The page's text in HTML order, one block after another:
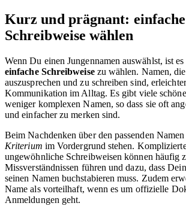
Kurz und prägnant: einfache
Schreibweise wählen
Wenn Du einen Jungennamen auswählst, ist es
einfache Schreibweisezu wählen. Namen,
auszusprechen und zu schreiben sind,
Kommunikation im Alltag. Es gibt viele
weniger komplexen Namen, so dass sie oft
und einfacher zu merken sind.
Beim Nachdenken über den passenden
Kriterium im Vordergrund stehen.
ungewöhnliche Schreibweisen können häufig
Missverständnissen führen und dazu, dass
seinen Namen buchstabieren muss. Zudem
Name als vorteilhaft, wenn es um offizielle
Anmeldungen geht.